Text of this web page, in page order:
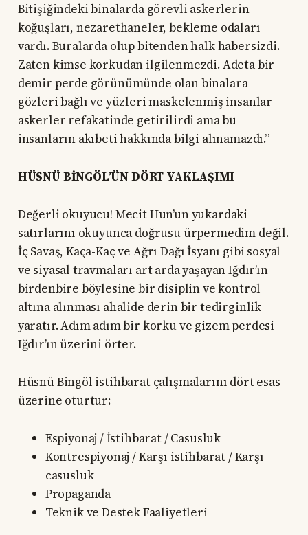
Bitişiğindeki binalarda görevli askerlerin
koğuşları, nezarethaneler, bekleme odaları
vardı. Buralarda olup bitenden halk habersizdi.
Zaten kimse korkudan ilgilenmezdi. Adeta bir
demir perde görünümünde olan binalara
gözleri bağlı ve yüzleri maskelenmiş insanlar
askerler refakatinde getirilirdi ama bu
insanların akıbeti hakkında bilgi alınamazdı.”
HÜSNÜ BİNGÖL’ÜN DÖRT YAKLAŞIMI
Değerli okuyucu! Mecit Hun’un yukardaki
satırlarını okuyunca doğrusu ürpermedim değil.
İç Savaş, Kaça-Kaç ve Ağrı Dağı İsyanı gibi sosyal
ve siyasal travmaları art arda yaşayan Iğdır’ın
birdenbire böylesine bir disiplin ve kontrol
altına alınması ahalide derin bir tedirginlik
yaratır. Adım adım bir korku ve gizem perdesi
Iğdır’ın üzerini örter.
Hüsnü Bingöl istihbarat çalışmalarını dört esas
üzerine oturtur:
Espiyonaj / İstihbarat / Casusluk
Kontrespiyonaj / Karşı istihbarat / Karşı
casusluk
Propaganda
Teknik ve Destek Faaliyetleri